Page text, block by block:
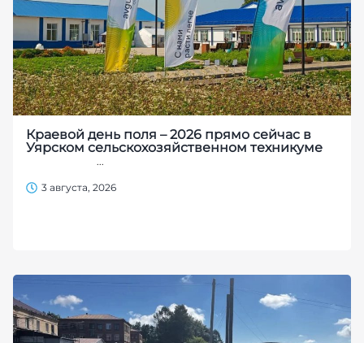
Краевой день поля – 2026 прямо сейчас в
Уярском сельскохозяйственном техникуме
...
3 августа, 2026